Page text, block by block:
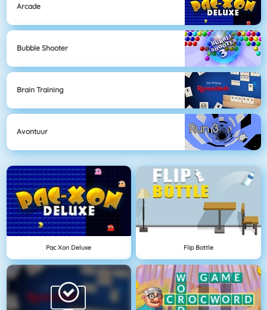
Arcade
Bubble Shooter
Brain Training
Avontuur
Pac Xon Deluxe Flip Bottle